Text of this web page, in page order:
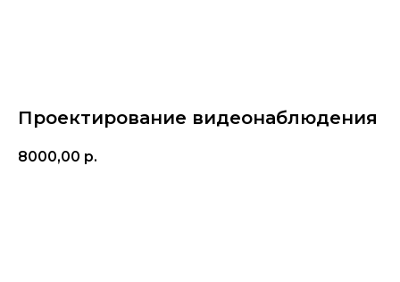
Проектирование видеонаблюдения
8000,00 р.